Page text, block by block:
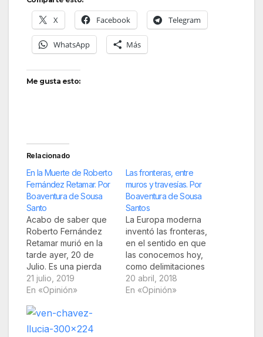
X Facebook Telegram
WhatsApp Más
Me gusta esto:
Relacionado
En la Muerte de Roberto
Fernández Retamar. Por
Boaventura de Sousa
Santo
Acabo de saber que
Roberto Fernández
Retamar murió en la
tarde ayer, 20 de
Julio. Es una pierda
irreparable para la
cultura cubana,
mundial. Lo admiré
durante toda mi vida
21 julio, 2019
En «Opinión»
Las fronteras, entre
muros y travesías. Por
Boaventura de Sousa
Santos
La Europa moderna
inventó las fronteras,
en el sentido en que
las conocemos hoy,
como delimitaciones
precisas entre países.
Fue una de las
20 abril, 2018
En «Opinión»